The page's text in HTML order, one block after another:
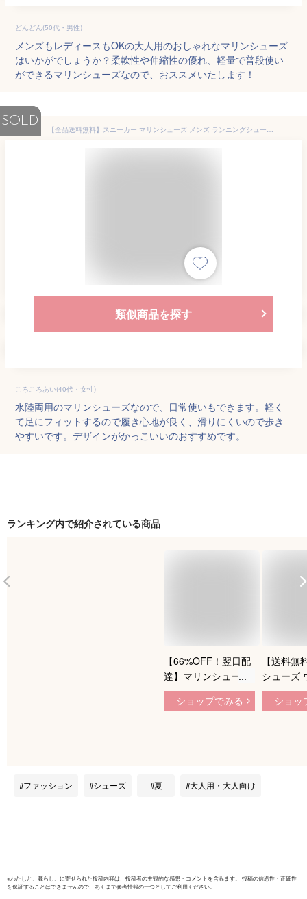
どんどん(50代・男性)
メンズもレディースもOKの大人用のおしゃれなマリンシューズ
はいかがでしょうか？柔軟性や伸縮性の優れ、軽量で普段使い
ができるマリンシューズなので、おススメいたします！
SOLD
【全品送料無料】スニーカー マリンシューズ メンズ ランニングシューズ 大人 レディース アクアシューズ ヨガシューズ ジムシューズ トレーニングシューズ サーフシューズ ウォーターシューズ ダイビング 軽量 通気 排水機能 シュノーケリング
類似商品を探す
ころころあい(40代・女性)
水陸両用のマリンシューズなので、日常使いもできます。軽く
て足にフィットするので履き心地が良く、滑りにくいので歩き
やすいです。デザインがかっこいいのおすすめです。
ランキング内で紹介されている商品
【66%OFF！翌日配
達】マリンシューズ
ウォーターシューズ
レディース メンズ
ーズ トレーニングシ
ショップでみる
【送料無
シューズ
シューズ
メンズ
ショッ
ファッション シューズ 夏 大人用・大人向け
※わたしと、暮らし。 に寄せられた投稿内容は、投稿者の主観的な感想・コメントを含みます。 投稿の信憑性・正確性
を保証することはできませんので、あくまで参考情報の一つとしてご利用ください。